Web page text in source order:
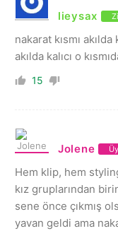
lieysax
nakarat kısmı
akılda kalıcı o
15
Jolene
Hem klip, hem
kız gruplarından
sene önce çıkmış
yavan geldi ama